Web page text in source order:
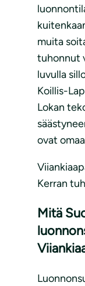
muita
tuhonnut
luvulla
Koillis-
Lokan
ovat
Kerran
Mitä